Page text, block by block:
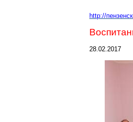
http://
28.02.2017